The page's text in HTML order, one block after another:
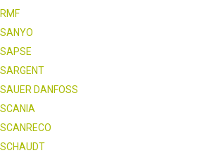
RMF
SANYO
SAPSE
SARGENT
SAUER DANFOSS
SCANIA
SCANRECO
SCHAUDT